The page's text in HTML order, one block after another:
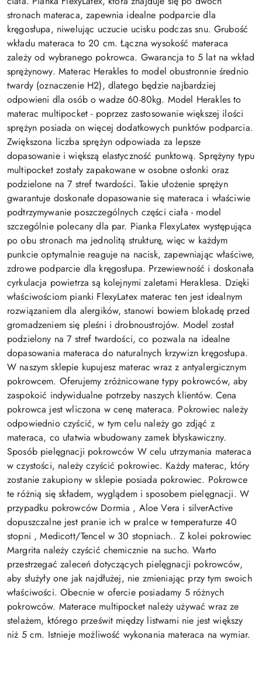
stronach materaca, zapewnia idealne podparcie dla
kręgosłupa, niwelując uczucie ucisku podczas snu. Grubość
wkładu materaca to 20 cm. Łączna wysokość materaca
zależy od wybranego pokrowca. Gwarancja to 5 lat na wkład
sprężynowy. Materac Herakles to model obustronnie średnio
twardy (oznaczenie H2), dlatego będzie najbardziej
odpowieni dla osób o wadze 60-80kg. Model Herakles to
materac multipocket - poprzez zastosowanie większej ilości
sprężyn posiada on więcej dodatkowych punktów podparcia.
Zwiększona liczba sprężyn odpowiada za lepsze
dopasowanie i większą elastyczność punktową. Sprężyny typu
multipocket zostały zapakowane w osobne osłonki oraz
podzielone na 7 stref twardości. Takie ułożenie sprężyn
gwarantuje doskonałe dopasowanie się materaca i właściwie
podtrzymywanie poszczególnych części ciała - model
szczególnie polecany dla par. Pianka FlexyLatex występująca
po obu stronach ma jednolitą strukturę, więc w każdym
punkcie optymalnie reaguje na nacisk, zapewniając właściwe,
zdrowe podparcie dla kręgosłupa. Przewiewność i doskonała
cyrkulacja powietrza są kolejnymi zaletami Heraklesa. Dzięki
właściwościom pianki FlexyLatex materac ten jest idealnym
rozwiązaniem dla alergików, stanowi bowiem blokadę przed
gromadzeniem się pleśni i drobnoustrojów. Model został
podzielony na 7 stref twardości, co pozwala na idealne
dopasowania materaca do naturalnych krzywizn kręgosłupa.
W naszym sklepie kupujesz materac wraz z antyalergicznym
pokrowcem. Oferujemy zróżnicowane typy pokrowców, aby
zaspokoić indywidualne potrzeby naszych klientów. Cena
pokrowca jest wliczona w cenę materaca. Pokrowiec należy
odpowiednio czyścić, w tym celu należy go zdjąć z
materaca, co ułatwia wbudowany zamek błyskawiczny.
Sposób pielęgnacji pokrowców W celu utrzymania materaca
w czystości, należy czyścić pokrowiec. Każdy materac, który
zostanie zakupiony w sklepie posiada pokrowiec. Pokrowce
te różnią się składem, wyglądem i sposobem pielęgnacji. W
przypadku pokrowców Dormia , Aloe Vera i silverActive
dopuszczalne jest pranie ich w pralce w temperaturze 40
stopni , Medicott/Tencel w 30 stopniach.. Z kolei pokrowiec
Margrita należy czyścić chemicznie na sucho. Warto
przestrzegać zaleceń dotyczących pielęgnacji pokrowców,
aby służyły one jak najdłużej, nie zmieniając przy tym swoich
właściwości. Obecnie w ofercie posiadamy 5 różnych
pokrowców. Materace multipocket należy używać wraz ze
stelażem, którego prześwit między listwami nie jest większy
niż 5 cm. Istnieje możliwość wykonania materaca na wymiar.